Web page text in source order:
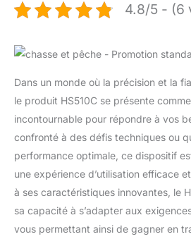
4.8/5 - (6
Dans un monde où la précision et la
le produit HS510C se présente
incontournable pour répondre à vos
confronté à des défis techniques ou
performance optimale, ce dispositif
une expérience d’utilisation efficace
à ses caractéristiques innovantes, le
sa capacité à s’adapter aux
vous permettant ainsi de gagner en